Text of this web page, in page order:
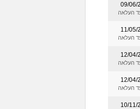
09/06/
העלאה
11/05/
העלאה
12/04/
העלאה
12/04/
העלאה
10/11/